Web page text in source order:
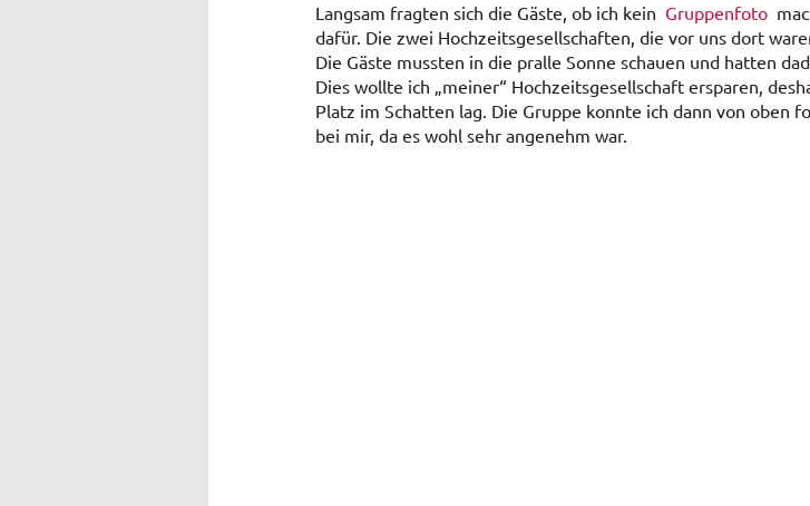
Langsam fragten sich die Gäste, ob ich kein Gruppenfoto
dafür. Die zwei Hochzeitsgesellschaften, die vor uns dort
Die Gäste mussten in die pralle Sonne schauen und hatten
Dies wollte ich „meiner“ Hochzeitsgesellschaft ersparen,
Platz im Schatten lag. Die Gruppe konnte ich dann von oben
bei mir, da es wohl sehr angenehm war.